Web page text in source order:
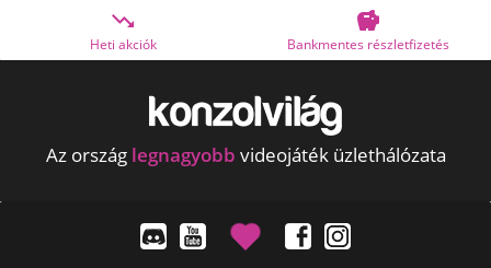
Bankmentes részletfizetés
Az ország legnagyobb videojáték üzlethálózata